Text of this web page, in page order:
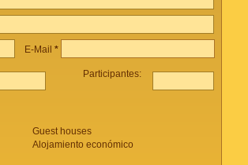
E-Mail *
Participantes:
Guest houses
Alojamiento económico